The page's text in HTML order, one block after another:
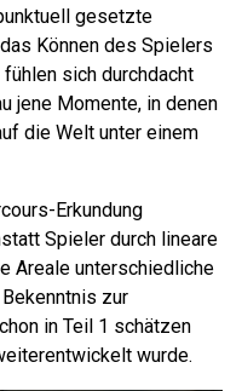
gesetzte
Können des Spielers
sich durchdacht
jene Momente, in denen
die Welt unter einem
Erkundung
Spieler durch lineare
Areale unterschiedliche
zur
in Teil 1 schätzen
wurde.